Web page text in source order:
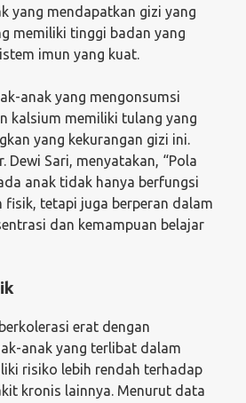
yang mendapatkan gizi yang
memiliki tinggi badan yang
imun yang kuat.
anak yang mengonsumsi
kalsium memiliki tulang yang
yang kekurangan gizi ini.
Dewi Sari, menyatakan, “Pola
anak tidak hanya berfungsi
fisik, tetapi juga berperan dalam
dan kemampuan belajar
erat dengan
anak yang terlibat dalam
risiko lebih rendah terhadap
kronis lainnya. Menurut data